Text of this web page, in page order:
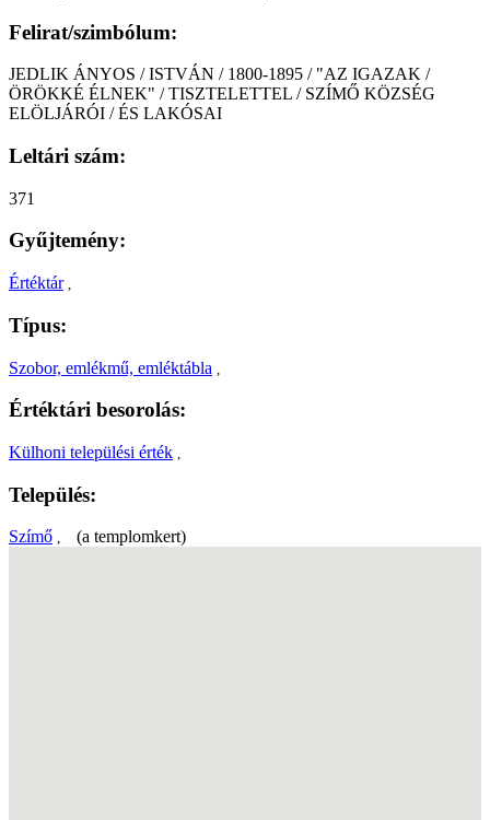
Felirat/szimbólum:
JEDLIK ÁNYOS / ISTVÁN / 1800-1895 / "AZ IGAZAK /
ÖRÖKKÉ ÉLNEK" / TISZTELETTEL / SZÍMŐ KÖZSÉG
ELÖLJÁRÓI / ÉS LAKÓSAI
Leltári szám:
371
Gyűjtemény:
Értéktár ,
Típus:
Szobor, emlékmű, emléktábla
Értéktári besorolás:
Külhoni települési érték
Település:
Szímő , (a templomkert)